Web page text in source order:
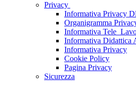
Privacy
Informativa Privacy
Organigramma
Informativa
Informativa Didattica
Informativa Privacy
Cookie Policy
Pagina Privacy
Sicurezza